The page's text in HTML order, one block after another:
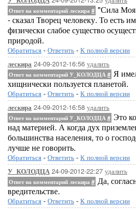
Ответ на комментарий лескира # "Сила Моя
- сказал Творец человеку. То есть
физически слабое существо
природой.
Обратиться - Ответить - К полной версии
лескира 24-09-2012-16:56 удалить
Ответ на комментарий У_КОЛОДЦА # Я
хищнически пользуется планетой.
Обратиться - Ответить - К полной версии
лескира 24-09-2012-16:58 удалить
Ответ на комментарий У_КОЛОДЦА # Это
над материей. А когда дух
большинства населения, то о
лучше не говорить.
Обратиться - Ответить - К полной версии
У_КОЛОДЦА 24-09-2012-22:27 удалить
Ответ на комментарий лескира # Да,
вредительстве.
Обратиться - Ответить - К полной версии